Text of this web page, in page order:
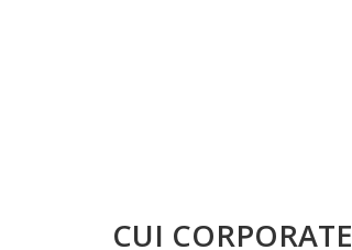
CUI CORPORATE